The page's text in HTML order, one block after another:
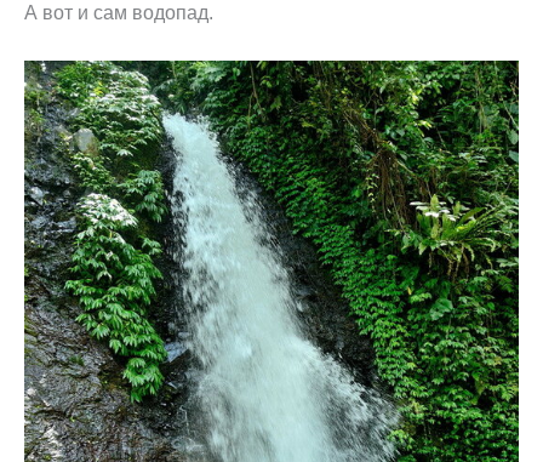
А вот и сам водопад.